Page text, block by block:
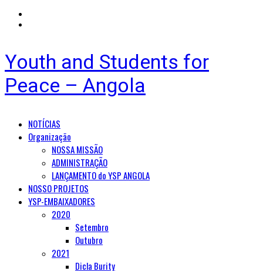
Youth and Students for
Peace – Angola
PrimaryNOTÍCIAS
Organização
NOSSA MISSÃO
ADMINISTRAÇÃO
LANÇAMENTO do YSP ANGOLA
NOSSO PROJETOS
YSP-EMBAIXADORES
2020
Setembro
Outubro
2021
Dicla Burity